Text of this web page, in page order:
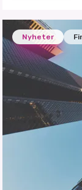
Nyheter